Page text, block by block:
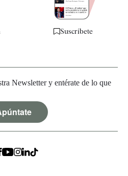
Suscríbete
Newsletter y entérate de lo que